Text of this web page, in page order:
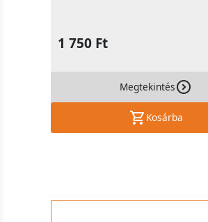
1 750 Ft
Megtekintés
Kosárba